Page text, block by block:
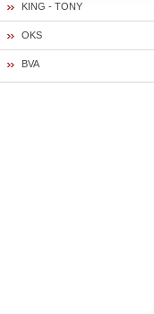
KING - TONY
OKS
BVA